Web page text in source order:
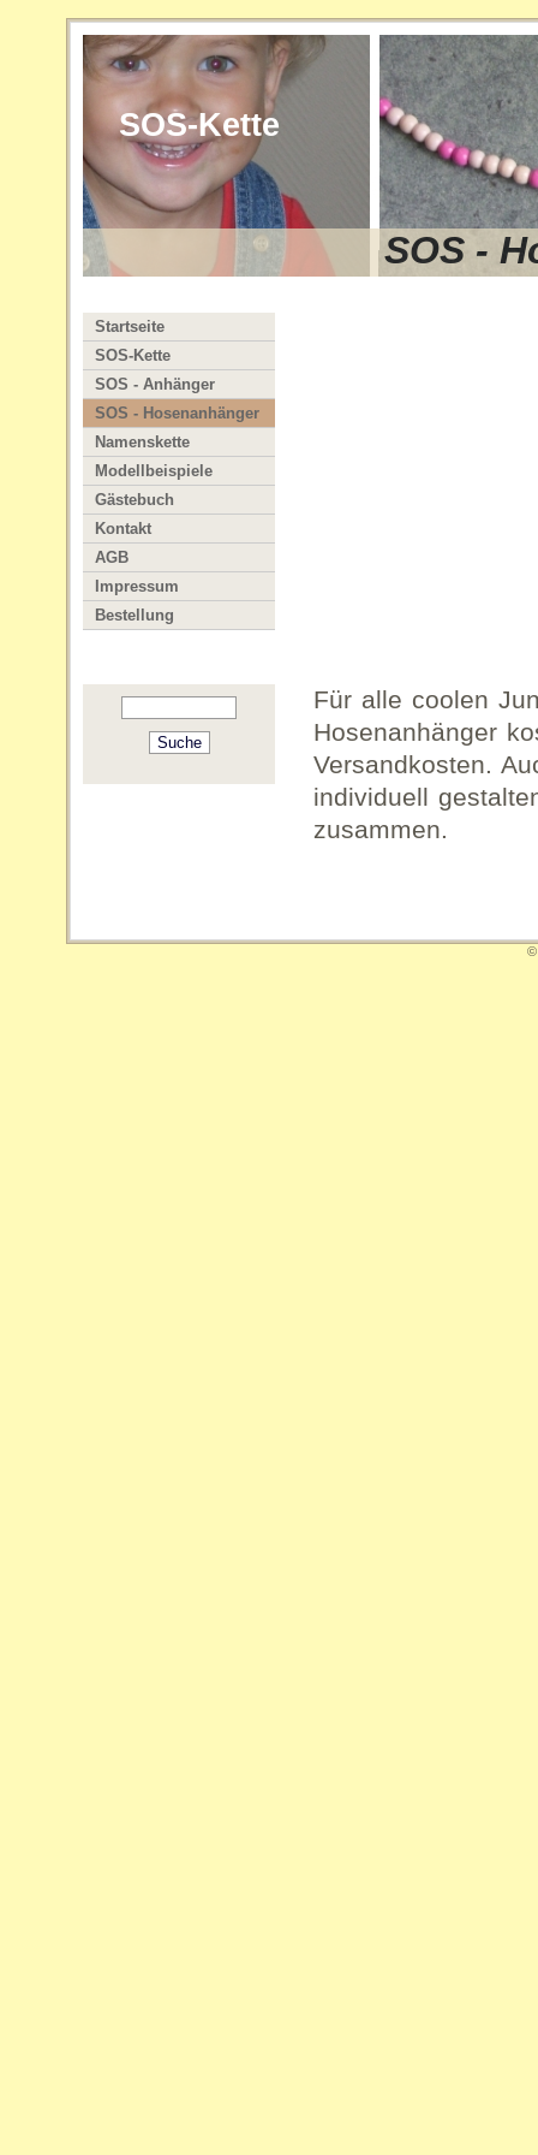
SOS-Kette
SOS -
Startseite
SOS-Kette
SOS - Anhänger
SOS - Hosenanhänger
Namenskette
Modellbeispiele
Gästebuch
Kontakt
AGB
Impressum
Bestellung
Für alle coolen
Hosenanhänger
Versandkosten.
individuell
zusammen.
©